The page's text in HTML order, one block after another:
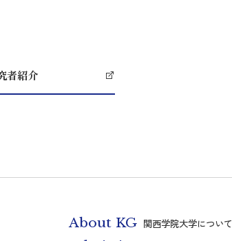
者紹介
About KG 関西学院大学について